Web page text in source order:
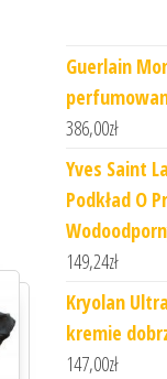
Guerlain
386,00zł
Yves Saint
Podkład O
149,24zł
Kryolan
kremie
147,00zł